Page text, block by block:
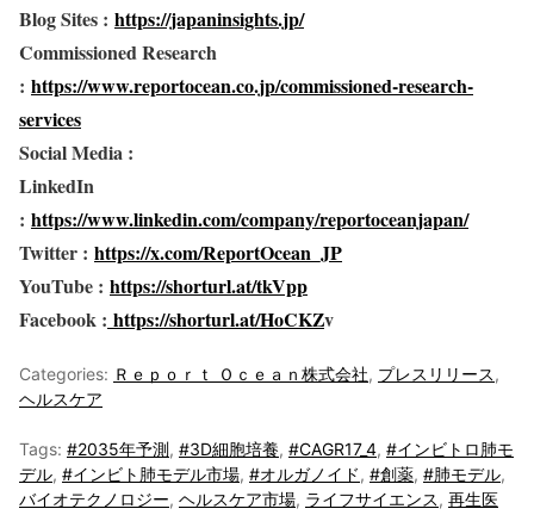
Blog Sites : https://japaninsights.jp/
Commissioned Research
: https://www.reportocean.co.jp/commissioned-research-
services
Social Media :
LinkedIn
: https://www.linkedin.com/company/reportoceanjapan/
Twitter : https://x.com/ReportOcean_JP
YouTube : https://shorturl.at/tkVpp
Facebook : https://shorturl.at/HoCKZv
Categories: Ｒｅｐｏｒｔ Ｏｃｅａｎ株式会社, プレスリリース,
ヘルスケア
Tags: #2035年予測, #3D細胞培養, #CAGR17_4, #インビトロ肺モ
デル, #インビト肺モデル市場, #オルガノイド, #創薬, #肺モデル,
バイオテクノロジー, ヘルスケア市場, ライフサイエンス, 再生医